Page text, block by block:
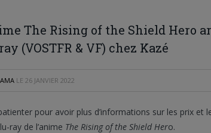
The Rising of the Shield Hero
(VOSTFR & VF) chez Kazé
LE 26 JANVIER 2022
pour avoir plus d’informations sur les prix et
ray de l’anime The Rising of the Shield Hero.